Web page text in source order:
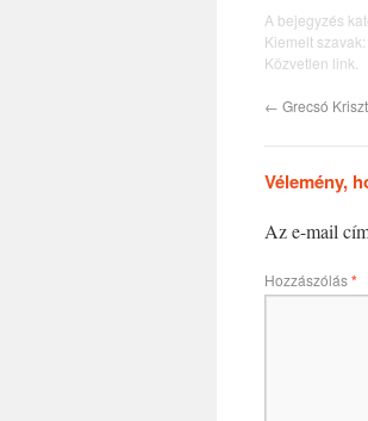
A bejegyzés
Kiemelt szavak:
Közvetlen link.
← Grecsó
Vélemény,
Az e-mail
Hozzászólás*